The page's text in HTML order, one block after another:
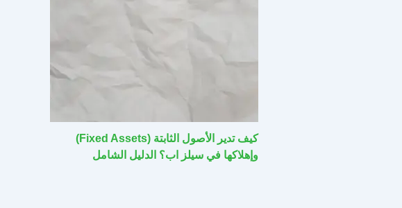
كيف تدير الأصول الثابتة (Fixed Assets)
وإهلاكها في سيلز اب؟ الدليل الشامل